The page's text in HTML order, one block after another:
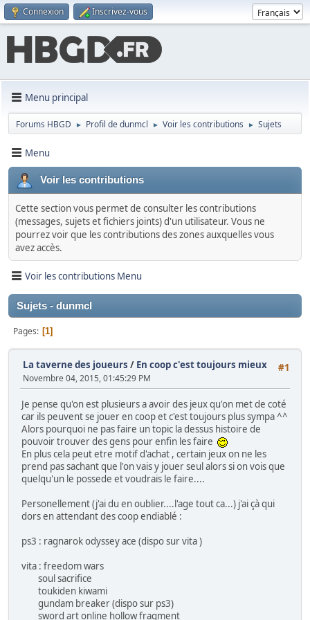
Connexion Inscrivez-vous
Menu principal
Forums HBGD ► Profil de dunmcl ► Voir les contributions ► Sujets
Menu
Voir les contributions
Cette section vous permet de consulter les contributions
(messages, sujets et fichiers joints) d'un utilisateur. Vous ne
pourrez voir que les contributions des zones auxquelles vous
avez accès.
Voir les contributions Menu
Sujets - dunmcl
Pages 1
#1
La taverne des joueurs / En coop c'est toujours mieux
Novembre 04, 2015, 01:45:29 PM
Je pense qu'on est plusieurs a avoir des jeux qu'on met de coté
car ils peuvent se jouer en coop et c'est toujours plus sympa ^^
Alors pourquoi ne pas faire un topic la dessus histoire de
pouvoir trouver des gens pour enfin les faire
En plus cela peut etre motif d'achat , certain jeux on ne les
prend pas sachant que l'on vais y jouer seul alors si on vois que
quelqu'un le possede et voudrais le faire....
Personellement (j'ai du en oublier....l'age tout ca...) j'ai çà qui
dors en attendant des coop endiablé :
ps3 : ragnarok odyssey ace (dispo sur vita )
vita : freedom wars
soul sacrifice
toukiden kiwami
gundam breaker (dispo sur ps3)
sword art online hollow fragment